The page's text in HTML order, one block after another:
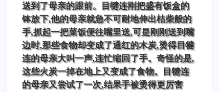
送到了母亲的跟前。目犍连刚把盛有饭盒的
钵放下,他的母亲就急不可耐地伸出枯柴般的
手,抓起一把菜饭便往嘴里送,可是刚刚送到嘴
边时,那些食物却变成了通红的木炭,烫得目犍
连的母亲大叫一声,连忙缩回了手。奇怪的是,
这些火炭一掉在地上又变成了食物。目犍连
的母亲又尝试了一次,结果手被烫得更厉害